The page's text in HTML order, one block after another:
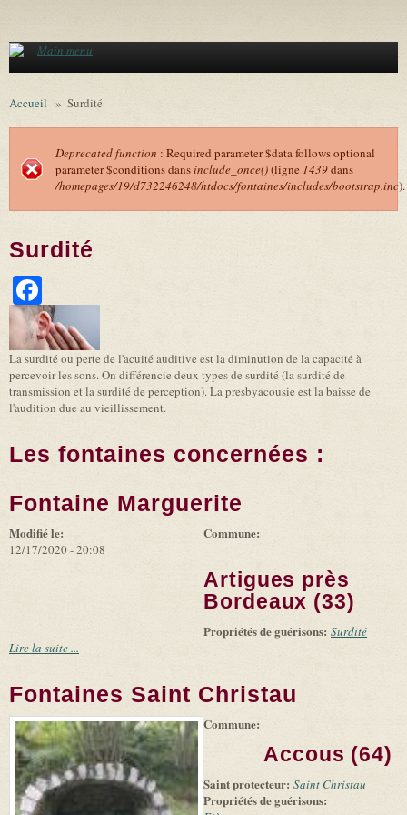
Main menu
Accueil » Surdité
Message d'erreur
Deprecated function : Required parameter $data follows optional
parameter $conditions dansinclude_once()(ligne 1439dans
/homepages/19/d732246248/htdocs/fontaines/includes/bootstrap.inc).
Surdité
La surdité ou perte de l'acuité auditive est la diminution de la capacité à
percevoir les sons. On différencie deux types de surdité (la surdité de
transmission et la surdité de perception). La presbyacousie est la baisse de
l'audition due au vieillissement.
Les fontaines concernées :
Fontaine Marguerite
Modifié le:
12/17/2020 - 20:08
Commune:
Artigues près
Bordeaux (33)
Propriétés de guérisons: Surdité
Lire la suite ...
Fontaines Saint Christau
Leaflet (link is
|
Tiles
(link is
external)
Microsoft
and
suppliers
Commune:
Accous (64)
Saint protecteur: Saint Christau
Propriétés de guérisons: